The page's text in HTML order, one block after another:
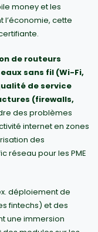
money et les
l’économie, cette
de routeurs
sans fil (Wi-Fi,
de service
(firewalls,
des problèmes
internet en zones
des
réseau pour les PME
déploiement de
fintechs) et des
une immersion